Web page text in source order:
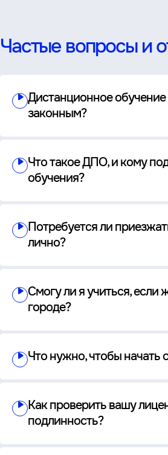
Частые вопросы и
Дистанционное обучение
законным?
Что такое ДПО, и кому
обучения?
Потребуется ли
лично?
Смогу ли я учиться, если
городе?
Что нужно, чтобы начать
Как проверить вашу
подлинность?